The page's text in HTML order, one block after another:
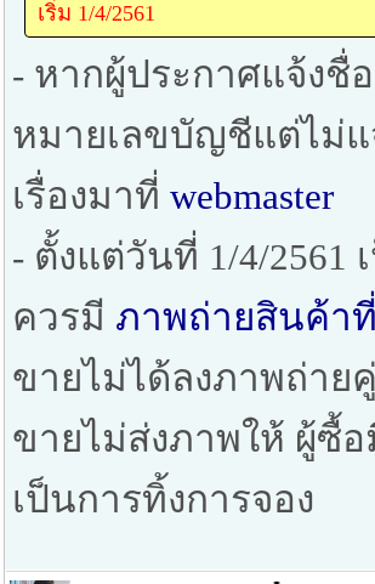
เริ่ม 1/4/2561
- หากผู้ประกาศแจ้ง
หมายเลขบัญชีแต่ไม่แ
เรื่องมาที่ webmaster
- ตั้งแต่วันที่ 1/4/
ควรมี ภาพถ่ายสินค้า
ขายไม่ได้ลงภาพถ่าย
ขายไม่ส่งภาพให้ ผู้ซื้อ
เป็นการทิ้งการจอง